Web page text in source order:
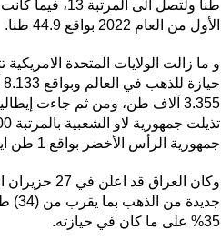
طنا ولتصل الى
الأول من العام 2022 بواقع 44.9 طنا.
و ما زالت الولايات المتحدة الامريكية
جمهورية الرأس الأخضر بواقع 1 طن ايضا”.
وكان العراق
جديدة
35% على ما كان في حيازته.